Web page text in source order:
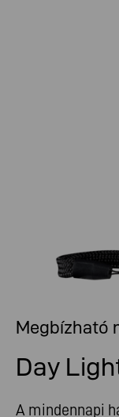
Megbízható
Day
A mindennapi